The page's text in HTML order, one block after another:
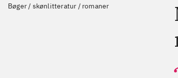
Bøger / skønlitteratur / romaner